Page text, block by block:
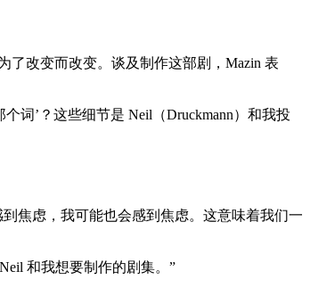
了改变而改变。谈及制作这部剧，Mazin 表
词’？这些细节是 Neil（Druckmann）和我投
焦虑，我可能也会感到焦虑。这意味着我们一
和我想要制作的剧集。”